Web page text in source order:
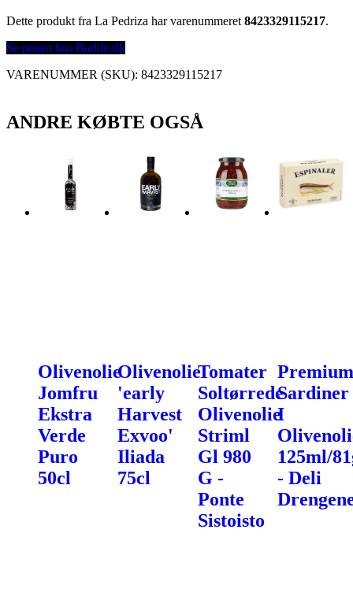
Dette produkt fra La Pedriza har varenummeret 8423329115217.
Se prisen hos Barlife.dk
VARENUMMER (SKU): 8423329115217
ANDRE KØBTE OGSÅ
Olivenolie
Jomfru
Ekstra
Verde
Puro
50cl
Olivenolie
'early
Harvest
Exvoo'
Iliada
75cl
Tomater
Soltørrede
Olivenolie
Striml
Gl 980
G -
Ponte
Sistoisto
Premium
Sardiner
I
125ml/
- Deli